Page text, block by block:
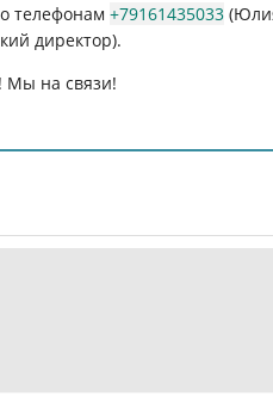
телефонам+79161435033
директор).
Мы на связи!